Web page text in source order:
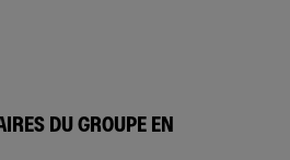
DU GROUPE EN